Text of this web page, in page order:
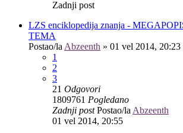
Zadnji post
LZS enciklopedija znanja -
TEMA
Postao/la Abzeenth » 01 vel 2014, 20:23
1
2
3
21 Odgovori
1809761 Pogledano
Zadnji postPostao/la Abzeenth
01 vel 2014, 20:55